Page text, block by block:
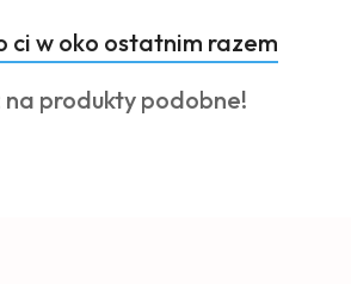
produktów
ci w oko ostatnim razem
na produkty podobne!